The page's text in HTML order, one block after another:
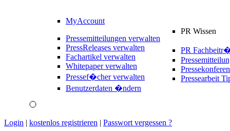
MyAccount
Pressemitteilungen verwalten
PressReleases verwalten
Fachartikel verwalten
Whitepaper verwalten
Pressef�cher verwalten
Benutzerdaten �ndern
PR Wissen
PR
Pressearbeit
Login | kostenlos registrieren | Passwort vergessen ?